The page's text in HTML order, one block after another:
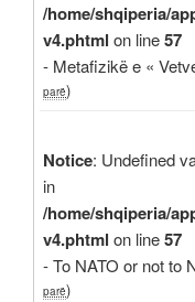
/home/shqiperia/
v4.phtml on line57
- Metafizikë e «
parë)
Notice: Undefined
in
/home/shqiperia/
v4.phtml on line57
- To NATO or not to
parë)